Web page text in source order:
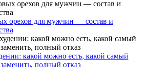
орехов для мужчин — состав и
какой можно есть, какой самый
полный отказ